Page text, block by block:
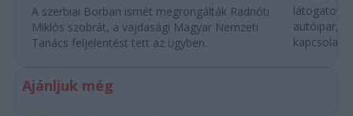
A szerbiai Borban ismét megrongálták Radnóti
Miklós szobrát, a vajdasági Magyar Nemzeti
Tanács feljelentést tett az ügyben.
látogatott
autóipar,
Ajánljuk még